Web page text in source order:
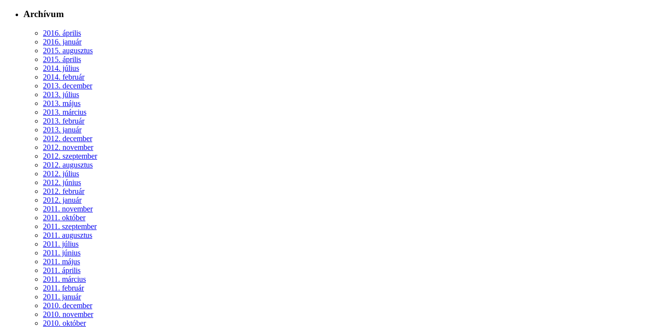
Archívum
2016. április
2016. január
2015. augusztus
2015. április
2014. július
2014. február
2013. december
2013. július
2013. május
2013. március
2013. február
2013. január
2012. december
2012. november
2012. szeptember
2012. augusztus
2012. július
2012. június
2012. február
2012. január
2011. november
2011. október
2011. szeptember
2011. augusztus
2011. július
2011. június
2011. május
2011. április
2011. március
2011. február
2011. január
2010. december
2010. november
2010. október